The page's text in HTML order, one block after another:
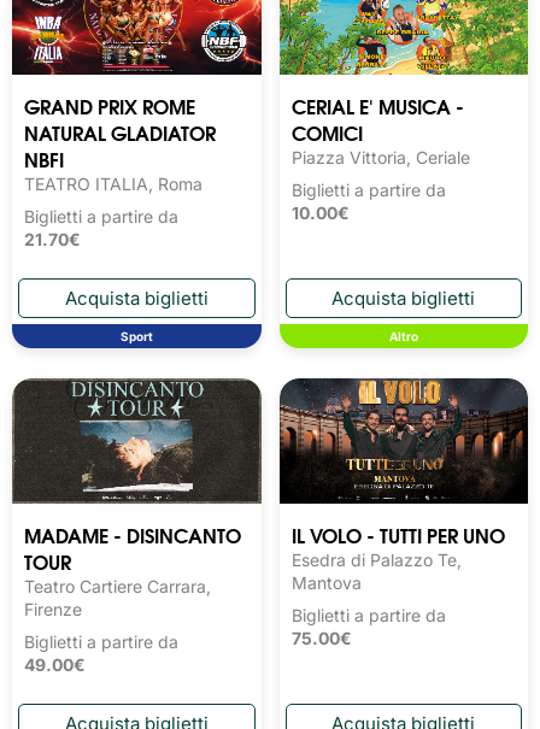
GRAND PRIX ROME
NATURAL GLADIATOR
NBFI
TEATRO ITALIA, Roma
Biglietti a partire da
21.70€
Sport
CERIAL E' MUSICA -
COMICI
Piazza Vittoria, Ceriale
Biglietti a partire da
10.00€
Altro
MADAME - DISINCANTO
TOUR
Teatro Cartiere Carrara,
Firenze
Biglietti a partire da
49.00€
IL VOLO - TUTTI PER UNO
Esedra di Palazzo Te,
Mantova
Biglietti a partire da
75.00€